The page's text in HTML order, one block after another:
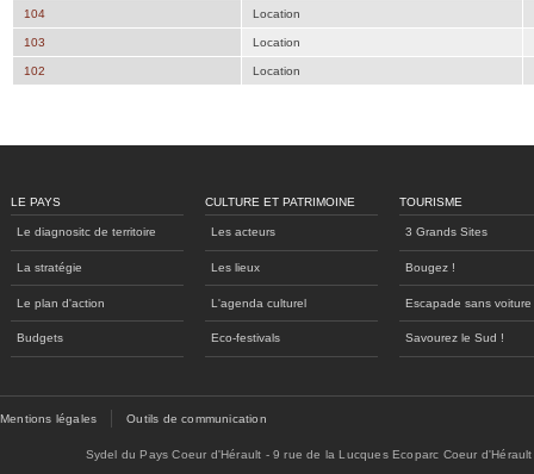
104 Location
103 Location
102 Location
LE PAYS
Le diagnositc de territoire
La stratégie
Le plan d'action
Budgets
CULTURE ET PATRIMOINE
Les acteurs
Les lieux
L'agenda culturel
Eco-festivals
TOURISME
3 Grands Sites
Bougez !
Escapade sans voiture
Savourez le Sud !
Mentions légales Outils de communication
Sydel du Pays Coeur d'Hérault - 9 rue de la Lucques Ecoparc Coeur